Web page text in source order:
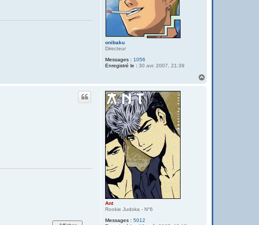
onibaku
Directeur
Messages : 1056
Enregistré le : 30 avr. 2007, 21:39
Ant
Rookie Judoka - N°6
Messages : 5012